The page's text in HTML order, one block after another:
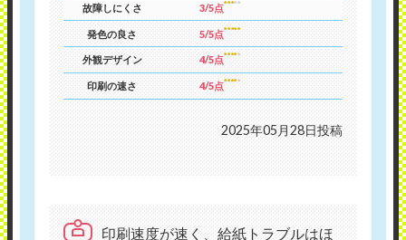
故障しにくさ 3/5点
発色の良さ 5/5点
外観デザイン 4/5点
印刷の速さ 4/5点
2025年05月28日投稿
印刷速度が速く、給紙トラブルはほ